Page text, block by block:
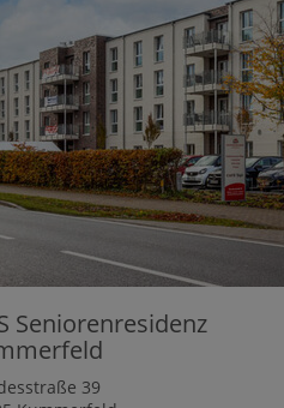
Seniorenresidenz
39